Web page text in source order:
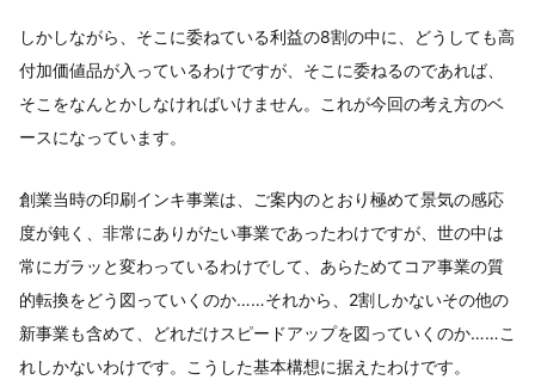
しかしながら、そこに委ねている利益の8割の中に、どうしても高
付加価値品が入っているわけですが、そこに委ねるのであれば、
そこをなんとかしなければいけません。これが今回の考え方のベ
ースになっています。
創業当時の印刷インキ事業は、ご案内のとおり極めて景気の感応
度が鈍く、非常にありがたい事業であったわけですが、世の中は
常にガラッと変わっているわけでして、あらためてコア事業の質
的転換をどう図っていくのか……それから、2割しかないその他の
新事業も含めて、どれだけスピードアップを図っていくのか……こ
れしかないわけです。こうした基本構想に据えたわけです。